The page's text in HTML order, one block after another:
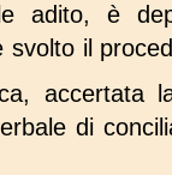
adito, è
il
accertata
di